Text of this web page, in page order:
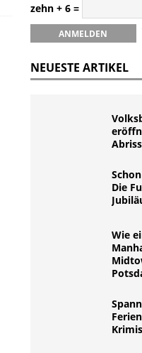
zehn + 6 =
NEUESTE ARTIKEL
Die
Wie